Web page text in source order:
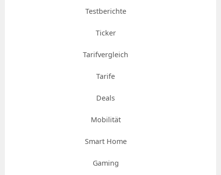
Testberichte
Ticker
Tarifvergleich
Tarife
Deals
Mobilität
Smart Home
Gaming